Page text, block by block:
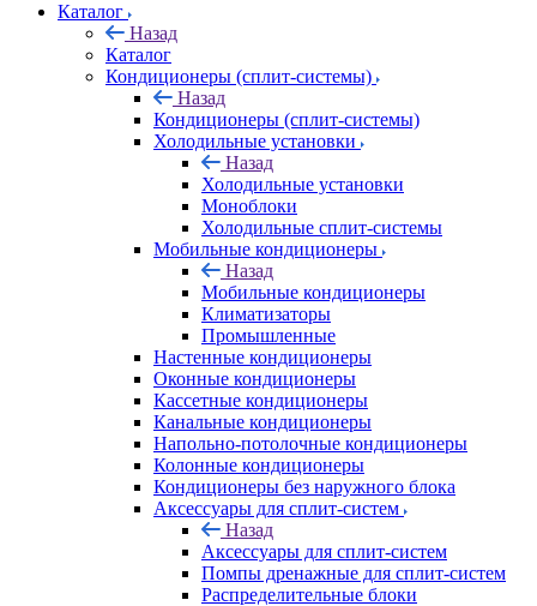
Каталог
Назад
Каталог
Кондиционеры (сплит-системы)
Назад
Кондиционеры (сплит-системы)
Холодильные установки
Назад
Холодильные установки
Моноблоки
Холодильные сплит-системы
Мобильные кондиционеры
Назад
Мобильные кондиционеры
Климатизаторы
Промышленные
Настенные кондиционеры
Оконные кондиционеры
Кассетные кондиционеры
Канальные кондиционеры
Напольно-потолочные кондиционеры
Колонные кондиционеры
Кондиционеры без наружного блока
Аксессуары для сплит-систем
Назад
Аксессуары для сплит-систем
Помпы дренажные для сплит-систем
Распределительные блоки